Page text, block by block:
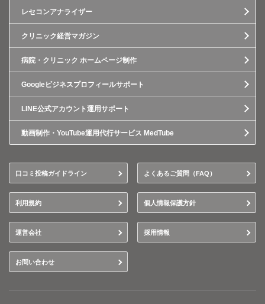
レセコンアナライザー
クリニック経営マガジン
病院・クリニック ホームページ制作
Googleビジネスプロフィールサポート
LINE公式アカウント運用サポート
動画制作・YouTube運用代行サービス MedTube
口コミ投稿ガイドライン よくあるご質問（FAQ）
利用規約 個人情報保護方針
運営会社 採用情報
お問い合わせ